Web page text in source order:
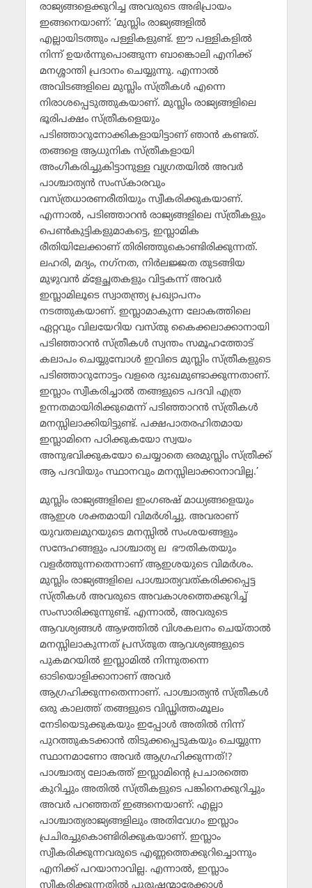
രാജ്യങ്ങളെക്കുറിച്ച അവരുടെ അഭിപ്രായം
ഇങ്ങനെയാണ്: ‘മുസ്ലിം രാജ്യങ്ങളില്‍
എല്ലായിടത്തും പള്ളികളുണ്ട്. ഈ പള്ളികളില്‍
നിന്ന് ഉയര്‍ന്നുപൊങ്ങുന്ന ബാങ്കൊലി എനിക്ക്
മനശ്ശാന്തി പ്രദാനം ചെയ്യുന്നു. എന്നാല്‍
അവിടങ്ങളിലെ മുസ്ലിം സ്ത്രീകള്‍ എന്നെ
നിരാശപ്പെടുത്തുകയാണ്. മുസ്ലിം രാജ്യങ്ങളിലെ
ഭൂരിപക്ഷം സ്ത്രീകളെയും
പടിഞ്ഞാറുനോക്കികളായിട്ടാണ് ഞാന്‍ കണ്ടത്.
തങ്ങളെ ആധുനിക സ്ത്രീകളായി
അംഗീകരിച്ചുകിട്ടാനുള്ള വ്യഗ്രതയില്‍ അവര്‍
പാശ്ചാത്യന്‍ സംസ്‌കാരവും
വസ്ത്രധാരണരീതിയും സ്വീകരിക്കുകയാണ്.
എന്നാല്‍, പടിഞ്ഞാറന്‍ രാജ്യങ്ങളിലെ സ്ത്രീകളും
പെണ്‍കുട്ടികളുമാകട്ടെ, ഇസ്ലാമിക
രീതിയിലേക്കാണ് തിരിഞ്ഞുകൊണ്ടിരിക്കുന്നത്.
ലഹരി, മദ്യം, നഗ്‌നത, നിര്‍ലജ്ജത തുടങ്ങിയ
മുഴുവന്‍ മ്‌ളേച്ഛതകളും വിട്ടകന്ന് അവര്‍
ഇസ്ലാമിലൂടെ സ്വാതന്ത്ര്യ പ്രഖ്യാപനം
നടത്തുകയാണ്. ഇസ്ലാമാകുന്ന ലോകത്തിലെ
ഏറ്റവും വിലയേറിയ വസ്തു കൈക്കലാക്കാനായി
പടിഞ്ഞാറന്‍ സ്ത്രീകള്‍ സ്വന്തം സമൂഹത്തോട്
കലാപം ചെയ്യുമ്പോള്‍ ഇവിടെ മുസ്ലിം സ്ത്രീകളുടെ
പടിഞ്ഞാറുനോട്ടം വളരെ ദുഃഖമുണ്ടാക്കുന്നതാണ്.
ഇസ്ലാം സ്വീകരിച്ചാല്‍ തങ്ങളുടെ പദവി എത്ര
ഉന്നതമായിരിക്കുമെന്ന് പടിഞ്ഞാറന്‍ സ്ത്രീകള്‍
മനസ്സിലാക്കിയിട്ടുണ്ട്. പക്ഷപാതരഹിതമായ
ഇസ്ലാമിനെ പഠിക്കുകയോ സ്വയം
അനുഭവിക്കുകയോ ചെയ്യാതെ ഒരമുസ്ലിം സ്ത്രീക്ക്
ആ പദവിയും സ്ഥാനവും മനസ്സിലാക്കാനാവില്ല.’
മുസ്ലിം രാജ്യങ്ങളിലെ ഇംഗഌഷ് മാധ്യങ്ങളെയും
ആഇശ ശക്തമായി വിമര്‍ശിച്ചു. അവരാണ്
യുവതലമുറയുടെ മനസ്സില്‍ സംശയങ്ങളും
സന്ദേഹങ്ങളും പാശ്ചാത്യ ല ഭൗതികതയും
വളര്‍ത്തുന്നതെന്നാണ് ആഇശയുടെ വിമര്‍ശം.
മുസ്ലിം രാജ്യങ്ങളിലെ പാശ്ചാത്യവത്കരിക്കപ്പെട്ട
സ്ത്രീകള്‍ അവരുടെ അവകാശത്തെക്കുറിച്ച്
സംസാരിക്കുന്നുണ്ട്. എന്നാല്‍, അവരുടെ
ആവശ്യങ്ങള്‍ ആഴത്തില്‍ വിശകലനം ചെയ്താല്‍
മനസ്സിലാകുന്നത് പ്രസ്തുത ആവശ്യങ്ങളുടെ
പുകമറയില്‍ ഇസ്ലാമില്‍ നിന്നുതന്നെ
ഓടിയൊളിക്കാനാണ് അവര്‍
ആഗ്രഹിക്കുന്നതെന്നാണ്. പാശ്ചാത്യന്‍ സ്ത്രീകള്‍
ഒരു കാലത്ത് തങ്ങളുടെ വിഡ്ഢിത്തംമൂലം
നേടിയെടുക്കുകയും ഇപ്പോള്‍ അതില്‍ നിന്ന്
പുറത്തുകടക്കാന്‍ തിടുക്കപ്പെടുകയും ചെയ്യുന്ന
സ്ഥാനമാണോ അവര്‍ ആഗ്രഹിക്കുന്നത്!?
പാശ്ചാത്യ ലോകത്ത് ഇസ്ലാമിന്റെ പ്രചാരത്തെ
കുറിച്ചും അതില്‍ സ്ത്രീകളുടെ പങ്കിനെക്കുറിച്ചും
അവര്‍ പറഞ്ഞത് ഇങ്ങനെയാണ്: എല്ലാ
പാശ്ചാത്യരാജ്യങ്ങളിലും അതിവേഗം ഇസ്ലാം
പ്രചിരച്ചുകൊണ്ടിരിക്കുകയാണ്. ഇസ്ലാം
സ്വീകരിക്കുന്നവരുടെ എണ്ണത്തെക്കുറിച്ചൊന്നും
എനിക്ക് പറയാനാവില്ല. എന്നാല്‍, ഇസ്ലാം